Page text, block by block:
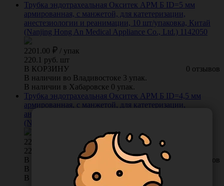
Трубка эндотрахеальная Окситек АРМ Б ID=5 мм
армированная, с манжетой, для катетеризации,
анестезиологии и реанимации, 10 шт/упаковка, Китай
(Nanjing Hong An Medical Appliance Co., Ltd.) 1142050
2201.00 / упак
220.1 руб. шт
0 отзывов
В КОРЗИНУ
В наличии во Владивостоке 3 упак.
В наличии в Хабаровске 0 упак.
Трубка эндотрахеальная Окситек АРМ Б ID=4,5 мм
армированная, с манжетой, для катетеризации,
анестезиологии и реанимации, 10 шт/упаковка, Китай
(Nanjing Hong An Medical Appliance Co., Ltd.) 1142045
2201.00
220.1 руб. шт
0 отзывов
В КОРЗИНУ
В наличии во Владивостоке 3 упак.
В наличии в Хабаровске 0 упак.